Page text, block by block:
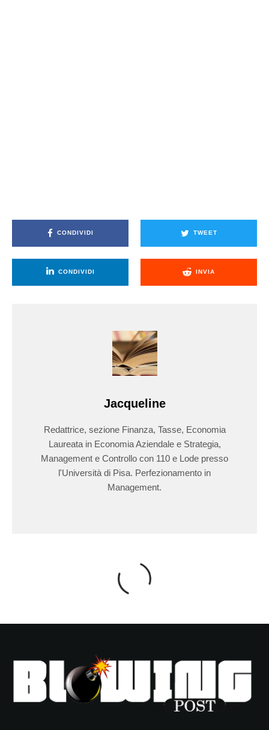
CONDIVIDI TWEET
CONDIVIDI INVIA
Jacqueline
Redattrice, sezione Finanza, Tasse, Economia
Laureata in Economia Aziendale e Strategia,
Management e Controllo con 110 e Lode presso
l'Università di Pisa. Perfezionamento in
Management.